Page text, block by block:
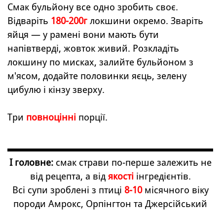
Смак бульйону все одно зробить своє.
Відваріть 180-200г локшини окремо. Зваріть
яйця — у рамені вони мають бути
напівтверді, жовток живий. Розкладіть
локшину по мисках, залийте бульйоном з
м'ясом, додайте половинки яєць, зелену
цибулю і кінзу зверху.
Три повноцінні порції.
І головне: смак страви по-перше залежить не
від рецепта, а від якості інгредієнтів.
Всі супи зроблені з птиці 8-10 місячного віку
породи Амрокс, Орпінгтон та Джерсійський